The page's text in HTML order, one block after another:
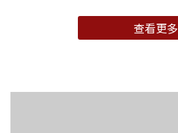
查看更多